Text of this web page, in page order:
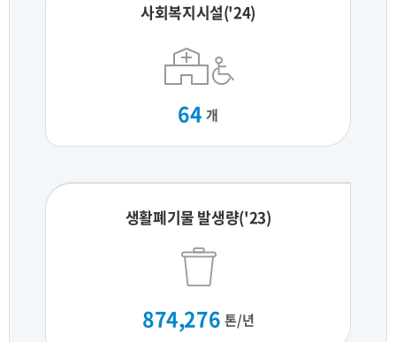
사회복지시설('24)
64 개
생활폐기물 발생량('23)
874,276 톤/년